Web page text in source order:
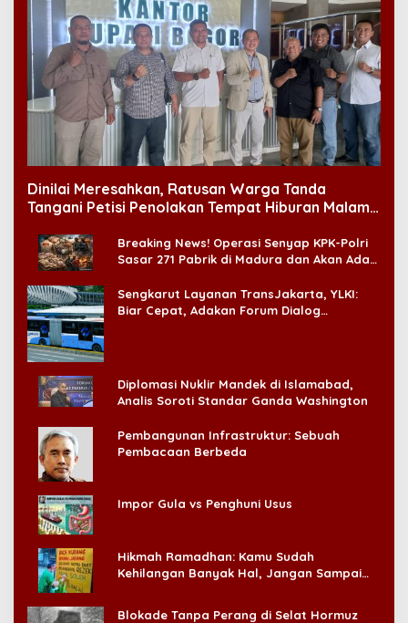
Dinilai Meresahkan, Ratusan Warga Tanda
Tangani Petisi Penolakan Tempat Hiburan Malam
Breaking News! Operasi Senyap KPK-Polri
Sasar 271 Pabrik di Madura dan Akan Ada
Sengkarut Layanan TransJakarta, YLKI:
Biar Cepat, Adakan Forum Dialog
Diplomasi Nuklir Mandek di Islamabad,
Analis Soroti Standar Ganda Washington
Pembangunan Infrastruktur: Sebuah
Pembacaan Berbeda
Impor Gula vs Penghuni Usus
Hikmah Ramadhan: Kamu Sudah
Kehilangan Banyak Hal, Jangan Sampai
Blokade Tanpa Perang di Selat Hormuz